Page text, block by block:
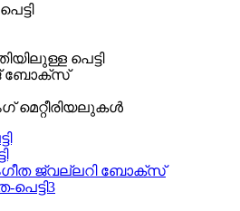
പെട്ടി
ബോക്സ്
മെറ്റീരിയലുകൾ